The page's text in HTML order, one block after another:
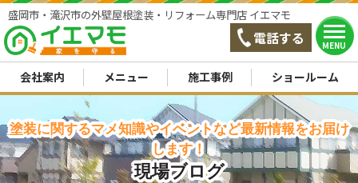
電話する MENU
盛岡市・滝沢市の外壁屋根塗装・リフォーム専門店 イエマモ
会社案内 メニュー 施工事例 ショールーム
塗装に関するマメ知識やイベントなど最新情報をお届け
します！
現場ブログ